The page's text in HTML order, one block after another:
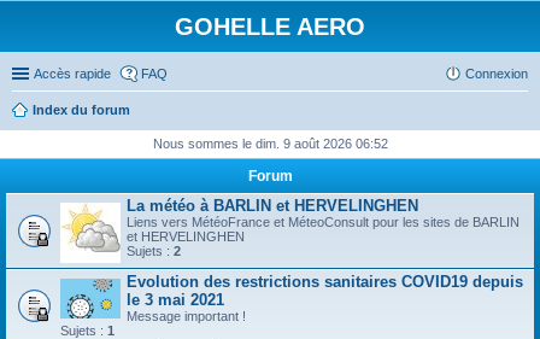
GOHELLE AERO
Accès rapide FAQ Connexion
Index du forum
Nous sommes le dim. 9 août 2026 06:52
Forum
La météo à BARLIN et HERVELINGHEN
Liens vers MétéoFrance et MéteoConsult pour les sites de BARLIN
et HERVELINGHEN
Sujets : 2
Evolution des restrictions sanitaires COVID19 depuis
le 3 mai 2021
Message important !
Sujets : 1